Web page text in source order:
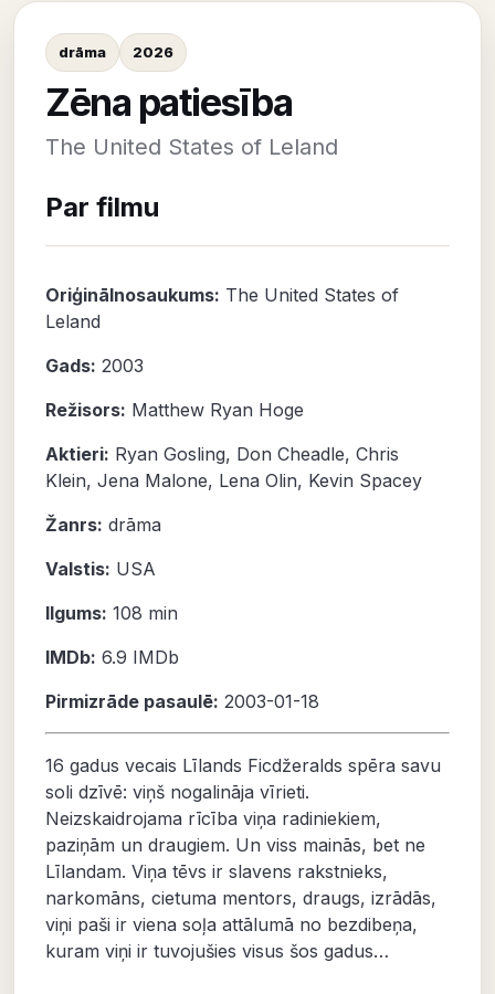
drāma 2026
Zēna patiesība
The United States of Leland
Par filmu
Oriģinālnosaukums: The United States of
Leland
Gads: 2003
Režisors: Matthew Ryan Hoge
Aktieri: Ryan Gosling, Don Cheadle, Chris
Klein, Jena Malone, Lena Olin, Kevin Spacey
Žanrs: drāma
Valstis: USA
Ilgums: 108 min
IMDb: 6.9 IMDb
Pirmizrāde pasaulē: 2003-01-18
16 gadus vecais Līlands Ficdžeralds spēra savu
soli dzīvē: viņš nogalināja vīrieti.
Neizskaidrojama rīcība viņa radiniekiem,
paziņām un draugiem. Un viss mainās, bet ne
Līlandam. Viņa tēvs ir slavens rakstnieks,
narkomāns, cietuma mentors, draugs, izrādās,
viņi paši ir viena soļa attālumā no bezdibeņa,
kuram viņi ir tuvojušies visus šos gadus…